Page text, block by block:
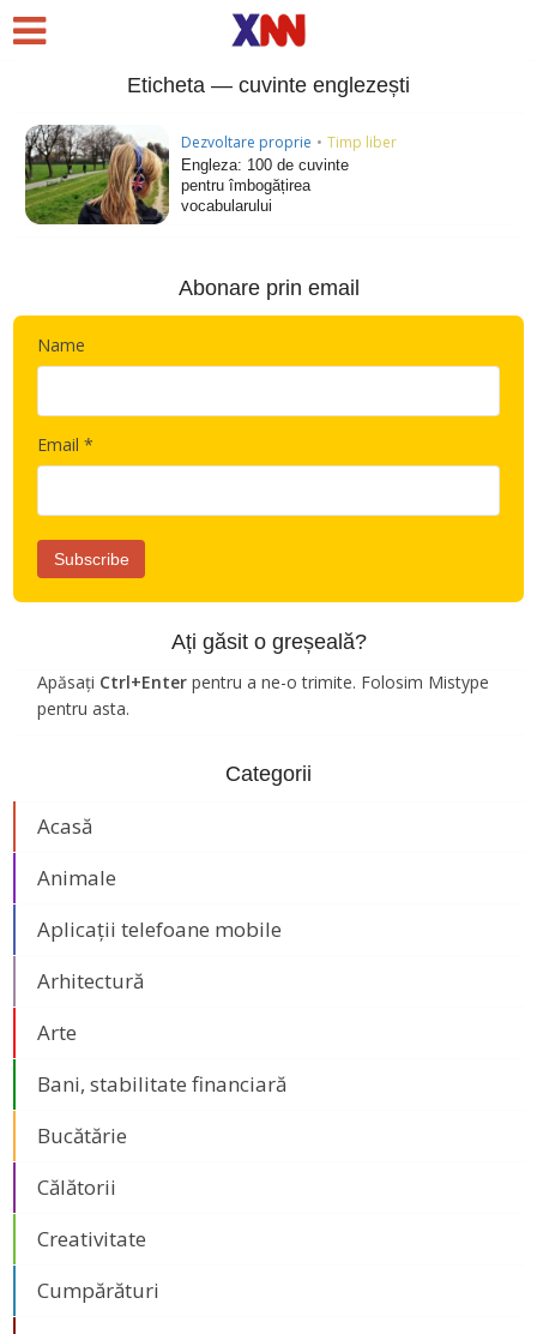
Eticheta — cuvinte englezești
Dezvoltare proprie • Timp liber
Engleza: 100 de cuvinte
pentru îmbogățirea
vocabularului
Abonare prin email
Name
Email *
Ați găsit o greșeală?
Apăsați Ctrl+Enter pentru a ne-o trimite. Folosim Mistype
pentru asta.
Categorii
Acasă
Animale
Aplicații telefoane mobile
Arhitectură
Arte
Bani, stabilitate financiară
Bucătărie
Călătorii
Creativitate
Cumpărături